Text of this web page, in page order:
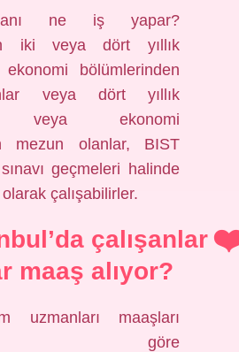
ne iş yapar?
iki veya dört yıllık
bölümlerinden
veya dört yıllık
veya ekonomi
mezun olanlar, BIST
geçmeleri halinde
çalışabilirler.
çalışanlar
maaş alıyor?
uzmanları maaşları
göre